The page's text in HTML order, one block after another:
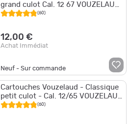
grand culot Cal. 12 67 VOUZELAUD
Classique Grand CULOT
(60)
12,00 €
Achat Immédiat
Neuf - Sur commande
Cartouches Vouzelaud - Classique
petit culot - Cal. 12/65 VOUZELAUD
- Classique Petit CULOT - P.5
(60)